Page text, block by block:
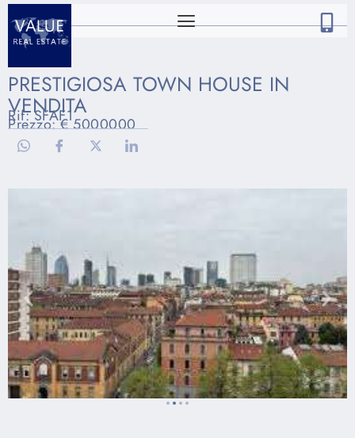
PRESTIGIOSA TOWN HOUSE IN
VENDITA
Rif: SFAF1
Prezzo: € 5000000